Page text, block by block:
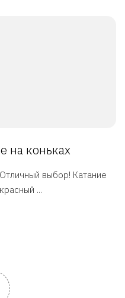
на коньках
выбор! Катание
...